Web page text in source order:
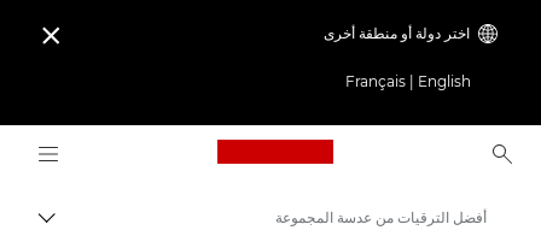
اختر دولة أو منطقة أخرى
English
Français

back to home page
مسار
أفضل الترقيات من عدسة المجموعة